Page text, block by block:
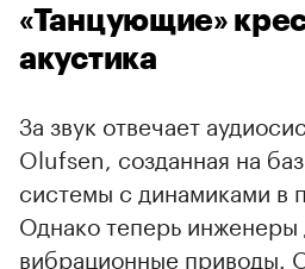
«Танцующие»
акустика
За звук отвечает
Olufsen, созданная на
системы с динамиками в
Однако теперь инженеры
вибрационные приводы.